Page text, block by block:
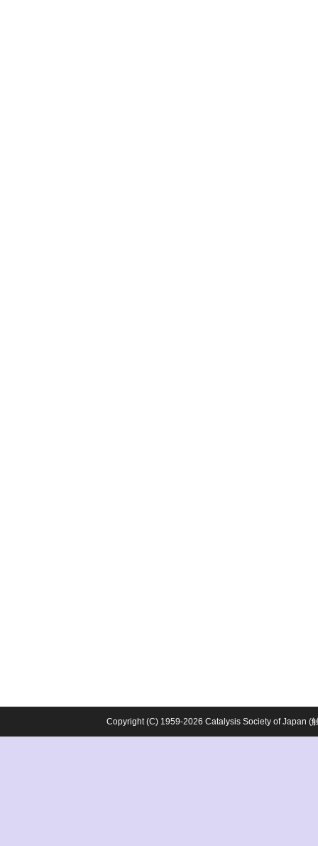
Copyright (C) 1959-2026 Catalysis Society of Japan (